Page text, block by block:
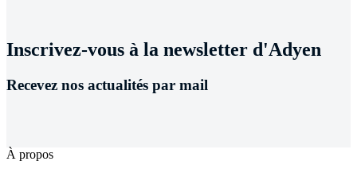
Inscrivez-vous à la newsletter d'Adyen
Recevez nos actualités par mail
À propos